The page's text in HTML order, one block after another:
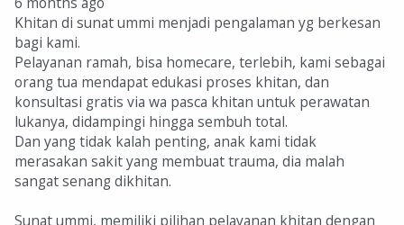
Khitan di sunat ummi menjadi pengalaman yg berkesan
bagi kami.
Pelayanan ramah, bisa homecare, terlebih, kami sebagai
orang tua mendapat edukasi proses khitan, dan
konsultasi gratis via wa pasca khitan untuk perawatan
lukanya, didampingi hingga sembuh total.
Dan yang tidak kalah penting, anak kami tidak
merasakan sakit yang membuat trauma, dia malah
sangat senang dikhitan.
Sunat ummi, memiliki pilihan pelayanan khitan dengan